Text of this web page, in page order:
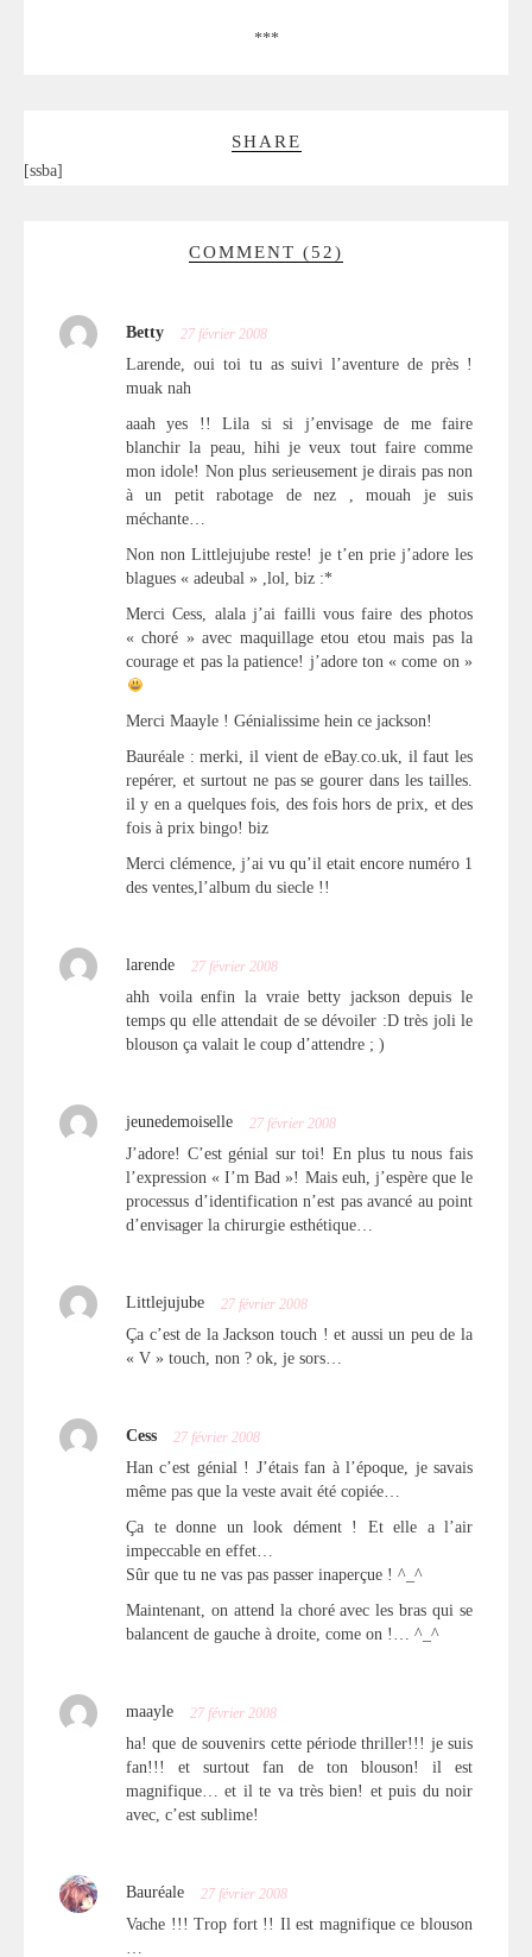
***
SHARE
[ssba]
COMMENT (52)
Betty 27 février 2008
Larende, oui toi tu as suivi l’aventure de près !
muak nah
aaah yes !! Lila si si j’envisage de me faire
blanchir la peau, hihi je veux tout faire comme
mon idole! Non plus serieusement je dirais pas non
à un petit rabotage de nez , mouah je suis
méchante…
Non non Littlejujube reste! je t’en prie j’adore les
blagues « adeubal » ,lol, biz :*
Merci Cess, alala j’ai failli vous faire des photos
« choré » avec maquillage etou etou mais pas la
courage et pas la patience! j’adore ton « come on »
Merci Maayle ! Génialissime hein ce jackson!
Bauréale : merki, il vient de eBay.co.uk, il faut les
repérer, et surtout ne pas se gourer dans les tailles.
il y en a quelques fois, des fois hors de prix, et des
fois à prix bingo! biz
Merci clémence, j’ai vu qu’il etait encore numéro 1
des ventes,l’album du siecle !!
larende 27 février 2008
ahh voila enfin la vraie betty jackson depuis le
temps qu elle attendait de se dévoiler :D très joli le
blouson ça valait le coup d’attendre ; )
jeunedemoiselle 27 février 2008
J’adore! C’est génial sur toi! En plus tu nous fais
l’expression « I’m Bad »! Mais euh, j’espère que le
processus d’identification n’est pas avancé au point
d’envisager la chirurgie esthétique…
Littlejujube 27 février 2008
Ça c’est de la Jackson touch ! et aussi un peu de la
« V » touch, non ? ok, je sors…
Cess 27 février 2008
Han c’est génial ! J’étais fan à l’époque, je savais
même pas que la veste avait été copiée…
Ça te donne un look dément ! Et elle a l’air
impeccable en effet…
Sûr que tu ne vas pas passer inaperçue ! ^_^
Maintenant, on attend la choré avec les bras qui se
balancent de gauche à droite, come on !… ^_^
maayle 27 février 2008
ha! que de souvenirs cette période thriller!!! je suis
fan!!! et surtout fan de ton blouson! il est
magnifique… et il te va très bien! et puis du noir
avec, c’est sublime!
Bauréale 27 février 2008
Vache !!! Trop fort !! Il est magnifique ce blouson
…